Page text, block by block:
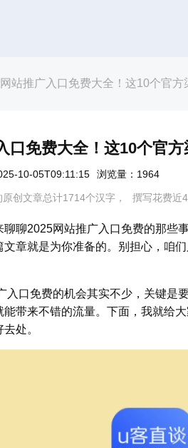
站推广入口免费大全！这10个官方
口免费大全！这10个官
10-05T09:11:15 浏览量：1964
创文章总计1714个汉字， 撰写花费近
聊聊2025网站推广入口免费的那些
文章就是为你准备的。别担心，咱
入口免费的机会其实不少，关键是
能带来不错的流量。下面，我就给
处。